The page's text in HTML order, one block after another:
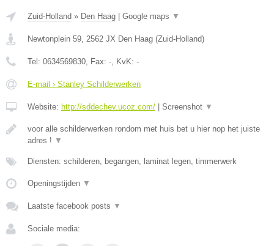
Zuid-Holland » Den Haag Google maps ▼
Newtonplein 59, 2562 JX Den Haag (Zuid-Holland)
Tel: 0634569830, Fax: -, KvK: -
E-mail › Stanley Schilderwerken
Website: http://sddechev.ucoz.com/ Screenshot ▼
voor alle schilderwerken rondom met huis bet u hier nop het juiste
adres ! ▼
Diensten: schilderen, begangen, laminat legen, timmerwerk
Openingstijden ▼
Laatste facebook posts ▼
Sociale media: